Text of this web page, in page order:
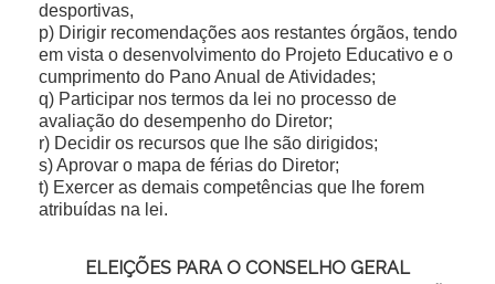
desportivas,
Dirigir recomendações aos restantes órgãos, tendo
em vista o desenvolvimento do Projeto Educativo e o
cumprimento do Pano Anual de Atividades;
Participar nos termos da lei no processo de
avaliação do desempenho do Diretor;
Decidir os recursos que lhe são dirigidos;
Aprovar o mapa de férias do Diretor;
Exercer as demais competências que lhe forem
atribuídas na lei.
ELEIÇÕES PARA O CONSELHO GERAL